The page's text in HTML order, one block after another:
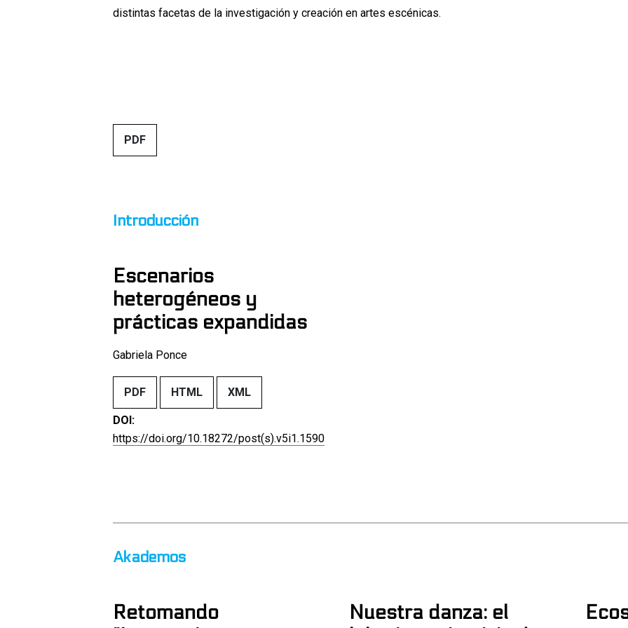
distintas facetas de la investigación y creación en artes escénicas.
##issue.tableOfContents##
PDF
Introducción
Escenarios
heterogéneos y
prácticas expandidas
Gabriela Ponce
PDF HTML XML
DOI:
https://doi.org/10.18272/post(s).v5i1.1590
Akademos
Retomando
Nuestra danza: el